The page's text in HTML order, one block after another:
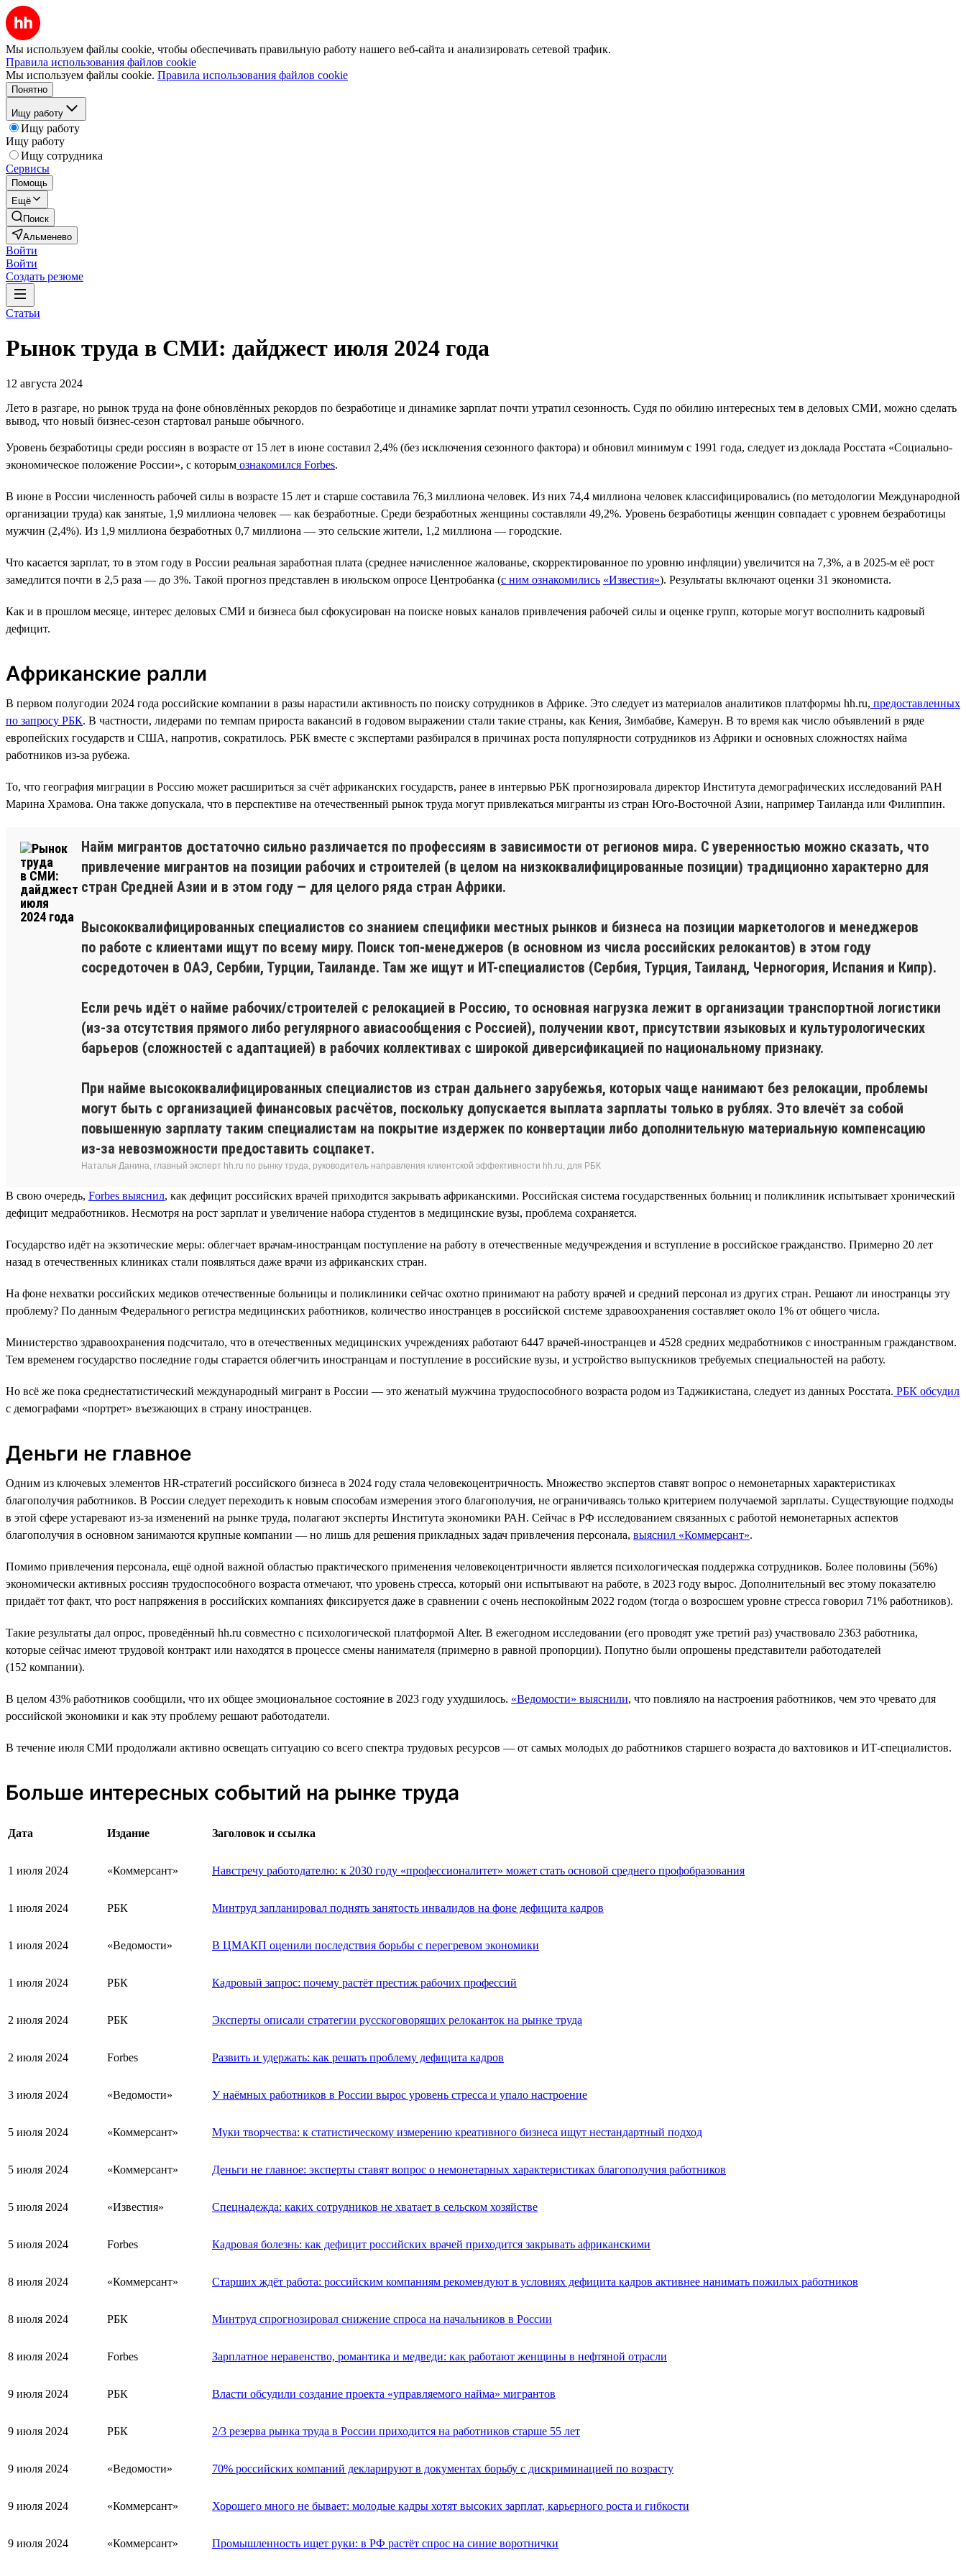
Мы используем файлы cookie, чтобы обеспечивать правильную работу нашего веб-сайта и анализировать сетевой трафик.
Правила использования файлов cookie
Мы используем файлы cookie. Правила использования файлов cookie
Понятно
Ищу работу
Ищу работу
Ищу работу
Ищу сотрудника
Сервисы
Помощь
Ещё
Поиск
Альменево
Войти
Войти
Создать резюме
Статьи
Рынок труда в СМИ: дайджест июля 2024 года
12 августа 2024
Лето в разгаре, но рынок труда на фоне обновлённых рекордов по безработице и динамике зарплат почти утратил сезонность. Судя по обилию интересных тем в деловых СМИ, можно сделать
вывод, что новый бизнес-сезон стартовал раньше обычного.
Уровень безработицы среди россиян в возрасте от 15 лет в июне составил 2,4% (без исключения сезонного фактора) и обновил минимум с 1991 года, следует из доклада Росстата «Социально-
экономическое положение России», с которым ознакомился Forbes.
В июне в России численность рабочей силы в возрасте 15 лет и старше составила 76,3 миллиона человек. Из них 74,4 миллиона человек классифицировались (по методологии Международной
организации труда) как занятые, 1,9 миллиона человек — как безработные. Среди безработных женщины составляли 49,2%. Уровень безработицы женщин совпадает с уровнем безработицы
мужчин (2,4%). Из 1,9 миллиона безработных 0,7 миллиона — это сельские жители, 1,2 миллиона — городские.
Что касается зарплат, то в этом году в России реальная заработная плата (среднее начисленное жалованье, скорректированное по уровню инфляции) увеличится на 7,3%, а в 2025-м её рост
замедлится почти в 2,5 раза — до 3%. Такой прогноз представлен в июльском опросе Центробанка (с ним ознакомились «Известия»). Результаты включают оценки 31 экономиста.
Как и в прошлом месяце, интерес деловых СМИ и бизнеса был сфокусирован на поиске новых каналов привлечения рабочей силы и оценке групп, которые могут восполнить кадровый
дефицит.
Африканские ралли
В первом полугодии 2024 года российские компании в разы нарастили активность по поиску сотрудников в Африке. Это следует из материалов аналитиков платформы hh.ru, предоставленных
по запросу РБК. В частности, лидерами по темпам прироста вакансий в годовом выражении стали такие страны, как Кения, Зимбабве, Камерун. В то время как число объявлений в ряде
европейских государств и США, напротив, сократилось. РБК вместе с экспертами разбирался в причинах роста популярности сотрудников из Африки и основных сложностях найма
работников из-за рубежа.
То, что география миграции в Россию может расшириться за счёт африканских государств, ранее в интервью РБК прогнозировала директор Института демографических исследований РАН
Марина Храмова. Она также допускала, что в перспективе на отечественный рынок труда могут привлекаться мигранты из стран Юго-Восточной Азии, например Таиланда или Филиппин.
Найм мигрантов достаточно сильно различается по профессиям в зависимости от регионов мира. С уверенностью можно сказать, что
привлечение мигрантов на позиции рабочих и строителей (в целом на низкоквалифицированные позиции) традиционно характерно для
стран Средней Азии и в этом году — для целого ряда стран Африки.
Высококвалифицированных специалистов со знанием специфики местных рынков и бизнеса на позиции маркетологов и менеджеров
по работе с клиентами ищут по всему миру. Поиск топ-менеджеров (в основном из числа российских релокантов) в этом году
сосредоточен в ОАЭ, Сербии, Турции, Таиланде. Там же ищут и ИТ-специалистов (Сербия, Турция, Таиланд, Черногория, Испания и Кипр).
Если речь идёт о найме рабочих/строителей с релокацией в Россию, то основная нагрузка лежит в организации транспортной логистики
(из-за отсутствия прямого либо регулярного авиасообщения с Россией), получении квот, присутствии языковых и культурологических
барьеров (сложностей с адаптацией) в рабочих коллективах с широкой диверсификацией по национальному признаку.
При найме высококвалифицированных специалистов из стран дальнего зарубежья, которых чаще нанимают без релокации, проблемы
могут быть с организацией финансовых расчётов, поскольку допускается выплата зарплаты только в рублях. Это влечёт за собой
повышенную зарплату таким специалистам на покрытие издержек по конвертации либо дополнительную материальную компенсацию
из-за невозможности предоставить соцпакет.
Наталья Данина, главный эксперт hh.ru по рынку труда, руководитель направления клиентской эффективности hh.ru, для РБК
В свою очередь, Forbes выяснил, как дефицит российских врачей приходится закрывать африканскими. Российская система государственных больниц и поликлиник испытывает хронический
дефицит медработников. Несмотря на рост зарплат и увеличение набора студентов в медицинские вузы, проблема сохраняется.
Государство идёт на экзотические меры: облегчает врачам-иностранцам поступление на работу в отечественные медучреждения и вступление в российское гражданство. Примерно 20 лет
назад в отечественных клиниках стали появляться даже врачи из африканских стран.
На фоне нехватки российских медиков отечественные больницы и поликлиники сейчас охотно принимают на работу врачей и средний персонал из других стран. Решают ли иностранцы эту
проблему? По данным Федерального регистра медицинских работников, количество иностранцев в российской системе здравоохранения составляет около 1% от общего числа.
Министерство здравоохранения подсчитало, что в отечественных медицинских учреждениях работают 6447 врачей-иностранцев и 4528 средних медработников с иностранным гражданством.
Тем временем государство последние годы старается облегчить иностранцам и поступление в российские вузы, и устройство выпускников требуемых специальностей на работу.
Но всё же пока среднестатистический международный мигрант в России — это женатый мужчина трудоспособного возраста родом из Таджикистана, следует из данных Росстата. РБК обсудил
с демографами «портрет» въезжающих в страну иностранцев.
Деньги не главное
Одним из ключевых элементов HR-стратегий российского бизнеса в 2024 году стала человекоцентричность. Множество экспертов ставят вопрос о немонетарных характеристиках
благополучия работников. В России следует переходить к новым способам измерения этого благополучия, не ограничиваясь только критерием получаемой зарплаты. Существующие подходы
в этой сфере устаревают из-за изменений на рынке труда, полагают эксперты Института экономики РАН. Сейчас в РФ исследованием связанных с работой немонетарных аспектов
благополучия в основном занимаются крупные компании — но лишь для решения прикладных задач привлечения персонала, выяснил «Коммерсант».
Помимо привлечения персонала, ещё одной важной областью практического применения человекоцентричности является психологическая поддержка сотрудников. Более половины (56%)
экономически активных россиян трудоспособного возраста отмечают, что уровень стресса, который они испытывают на работе, в 2023 году вырос. Дополнительный вес этому показателю
придаёт тот факт, что рост напряжения в российских компаниях фиксируется даже в сравнении с очень неспокойным 2022 годом (тогда о возросшем уровне стресса говорил 71% работников).
Такие результаты дал опрос, проведённый hh.ru совместно с психологической платформой Alter. В ежегодном исследовании (его проводят уже третий раз) участвовало 2363 работника,
которые сейчас имеют трудовой контракт или находятся в процессе смены нанимателя (примерно в равной пропорции). Попутно были опрошены представители работодателей
(152 компании).
В целом 43% работников сообщили, что их общее эмоциональное состояние в 2023 году ухудшилось. «Ведомости» выяснили, что повлияло на настроения работников, чем это чревато для
российской экономики и как эту проблему решают работодатели.
В течение июля СМИ продолжали активно освещать ситуацию со всего спектра трудовых ресурсов — от самых молодых до работников старшего возраста до вахтовиков и ИТ-специалистов.
Больше интересных событий на рынке труда
Дата Издание Заголовок и ссылка
1 июля 2024 «Коммерсант» Навстречу работодателю: к 2030 году «профессионалитет» может стать основой среднего профобразования
1 июля 2024 РБК Минтруд запланировал поднять занятость инвалидов на фоне дефицита кадров
1 июля 2024 «Ведомости» В ЦМАКП оценили последствия борьбы с перегревом экономики
1 июля 2024 РБК Кадровый запрос: почему растёт престиж рабочих профессий
2 июля 2024 РБК Эксперты описали стратегии русскоговорящих релоканток на рынке труда
2 июля 2024 Forbes Развить и удержать: как решать проблему дефицита кадров
3 июля 2024 «Ведомости» У наёмных работников в России вырос уровень стресса и упало настроение
5 июля 2024 «Коммерсант» Муки творчества: к статистическому измерению креативного бизнеса ищут нестандартный подход
5 июля 2024 «Коммерсант» Деньги не главное: эксперты ставят вопрос о немонетарных характеристиках благополучия работников
5 июля 2024 «Известия» Спецнадежда: каких сотрудников не хватает в сельском хозяйстве
5 июля 2024 Forbes Кадровая болезнь: как дефицит российских врачей приходится закрывать африканскими
8 июля 2024 «Коммерсант» Старших ждёт работа: российским компаниям рекомендуют в условиях дефицита кадров активнее нанимать пожилых работников
8 июля 2024 РБК Минтруд спрогнозировал снижение спроса на начальников в России
8 июля 2024 Forbes Зарплатное неравенство, романтика и медведи: как работают женщины в нефтяной отрасли
9 июля 2024 РБК Власти обсудили создание проекта «управляемого найма» мигрантов
9 июля 2024 РБК 2/3 резерва рынка труда в России приходится на работников старше 55 лет
9 июля 2024 «Ведомости» 70% российских компаний декларируют в документах борьбу с дискриминацией по возрасту
9 июля 2024 «Коммерсант» Хорошего много не бывает: молодые кадры хотят высоких зарплат, карьерного роста и гибкости
9 июля 2024 «Коммерсант» Промышленность ищет руки: в РФ растёт спрос на синие воротнички